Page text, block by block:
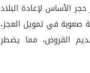
الأساس لإعادة البلاد
صعوبة في تمويل العجز،
القروض، مما يضطر